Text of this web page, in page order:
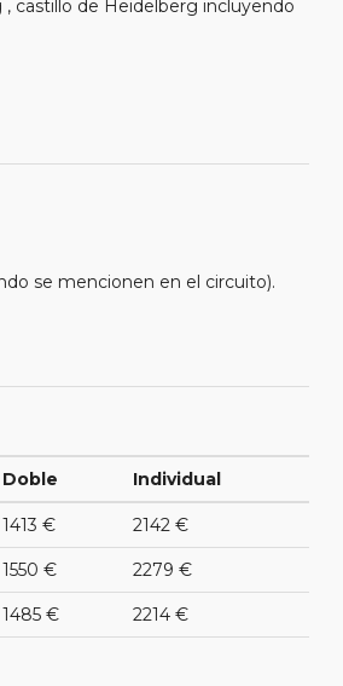
castillo de Heidelberg incluyendo
se mencionen en el circuito).
Doble Individual
1413 € 2142 €
1550 € 2279 €
1485 € 2214 €